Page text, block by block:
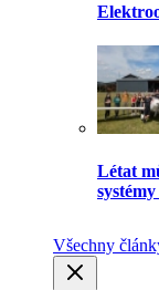
Létat
Všechny